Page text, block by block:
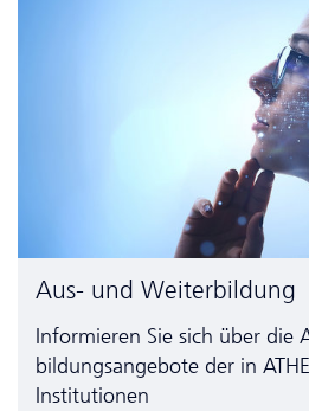
Aus- und Weiterbildung
Informieren Sie sich über die
bildungs­angebote der in
Institutionen